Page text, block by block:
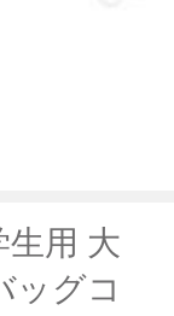
用 大
ッグコ